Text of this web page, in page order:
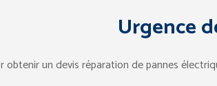
Urgence
obtenir un devis réparation de pannes